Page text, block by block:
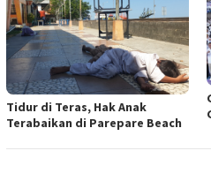
Tidur di Teras, Hak Anak
Terabaikan di Parepare Beach